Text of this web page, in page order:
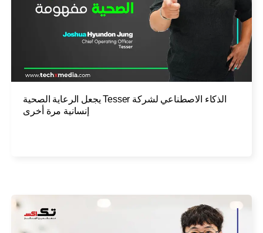
الذكاء الاصطناعي لشركة Tesser يجعل الرعاية الصحية
إنسانية مرة أخرى